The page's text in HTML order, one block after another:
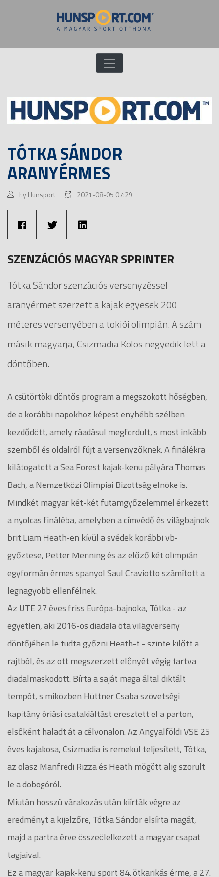
TÓTKA SÁNDOR
ARANYÉRMES
by Hunsport 2021-08-05 07:29
SZENZÁCIÓS MAGYAR SPRINTER
Tótka Sándor szenzációs versenyzéssel
aranyérmet szerzett a kajak egyesek 200
méteres versenyében a tokiói olimpián. A szám
másik magyarja, Csizmadia Kolos negyedik lett a
döntőben.
A csütörtöki döntős program a megszokott hőségben,
de a korábbi napokhoz képest enyhébb szélben
kezdődött, amely ráadásul megfordult, s most inkább
szemből és oldalról fújt a versenyzőknek. A finálékra
kilátogatott a Sea Forest kajak-kenu pályára Thomas
Bach, a Nemzetközi Olimpiai Bizottság elnöke is.
Mindkét magyar két-két futamgyőzelemmel érkezett
a nyolcas fináléba, amelyben a címvédő és világbajnok
brit Liam Heath-en kívül a svédek korábbi vb-
győztese, Petter Menning és az előző két olimpián
egyformán érmes spanyol Saul Craviotto számított a
legnagyobb ellenfélnek.
Az UTE 27 éves friss Európa-bajnoka, Tótka - az
egyetlen, aki 2016-os diadala óta világverseny
döntőjében le tudta győzni Heath-t - szinte kilőtt a
rajtból, és az ott megszerzett előnyét végig tartva
diadalmaskodott. Bírta a saját maga által diktált
tempót, s miközben Hüttner Csaba szövetségi
kapitány óriási csatakiáltást eresztett el a parton,
elsőként haladt át a célvonalon. Az Angyalföldi VSE 25
éves kajakosa, Csizmadia is remekül teljesített, Tótka,
az olasz Manfredi Rizza és Heath mögött alig szorult
le a dobogóról.
Miután hosszú várakozás után kiírták végre az
eredményt a kijelzőre, Tótka Sándor elsírta magát,
majd a partra érve összeölelkezett a magyar csapat
tagjaival.
Ez a magyar kajak-kenu sport 84. ötkarikás érme, a 27.